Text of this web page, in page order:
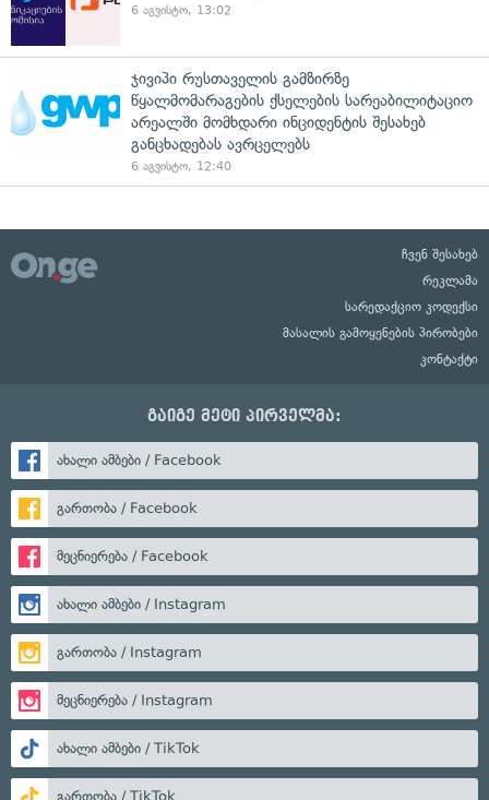
6 აგვისტო, 13:02
ჯივიპი რუსთაველის გამზირზე
წყალმომარაგების ქსელების სარეაბილიტაციო
არეალში მომხდარი ინციდენტის შესახებ
განცხადებას ავრცელებს
6 აგვისტო, 12:40
ჩვენ შესახებ
რეკლამა
სარედაქციო კოდექსი
მასალის გამოყენების პირობები
კონტაქტი
გაიგე მეტი პირველმა:
ახალი ამბები / Facebook
გართობა / Facebook
მეცნიერება / Facebook
ახალი ამბები / Instagram
გართობა / Instagram
მეცნიერება / Instagram
ახალი ამბები / TikTok
გართობა / TikTok